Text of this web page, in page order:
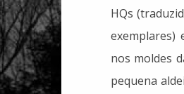
HQs
exemplares)
nos moldes
pequena